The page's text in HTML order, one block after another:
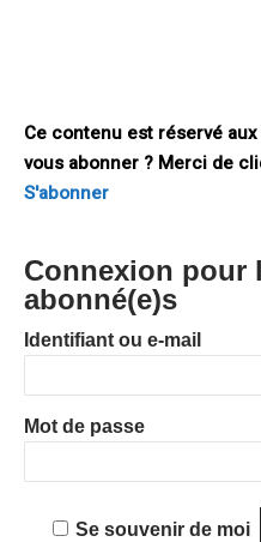
Ce contenu est réservé
vous abonner ? Merci de
S'abonner
Connexion pour
abonné(e)s
Identifiant ou e-mail
Mot de passe
Se souvenir de moi